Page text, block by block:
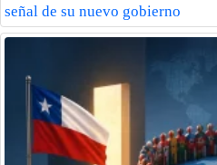
señal de su nuevo gobierno